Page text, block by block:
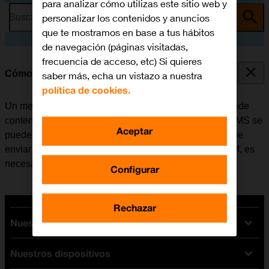
Busca por problema o tema
Cómo escribir y enviar un MMS
Un mensaje multimedia (MMS) es un mensaje que puede
contener imágenes y otros archivos multimedia. Los MMS se
pueden enviar a otros teléfonos móviles. Si no se puede
enviar ni recibir MMS después de insertar la tarjeta SIM, es
necesario
configurar el móvil para MMS
Nuestras tarifas
Tarifas Orange
Nuestros dispositivos
para analizar cómo utilizas este sitio web y
personalizar los contenidos y anuncios
que te mostramos en base a tus hábitos
de navegación (páginas visitadas,
frecuencia de acceso, etc) Si quieres
saber más, echa un vistazo a nuestra
política de cookies.
Configurar
Rechazar
Aceptar